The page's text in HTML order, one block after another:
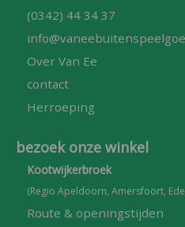
(0342) 44 34 37
Over Van Ee
contact
Herroeping
bezoek onze winkel
Kootwijkerbroek
(Regio Apeldoorn, Amersfoort,
Route & openingstijden